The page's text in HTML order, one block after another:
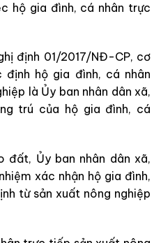
hộ gia đình, cá nhân trực
định 01/2017/NĐ-CP, cơ
hộ gia đình, cá nhân
là Ủy ban nhân dân xã,
trú của hộ gia đình, cá
đất, Ủy ban nhân dân xã,
xác nhận hộ gia đình,
từ sản xuất nông nghiệp